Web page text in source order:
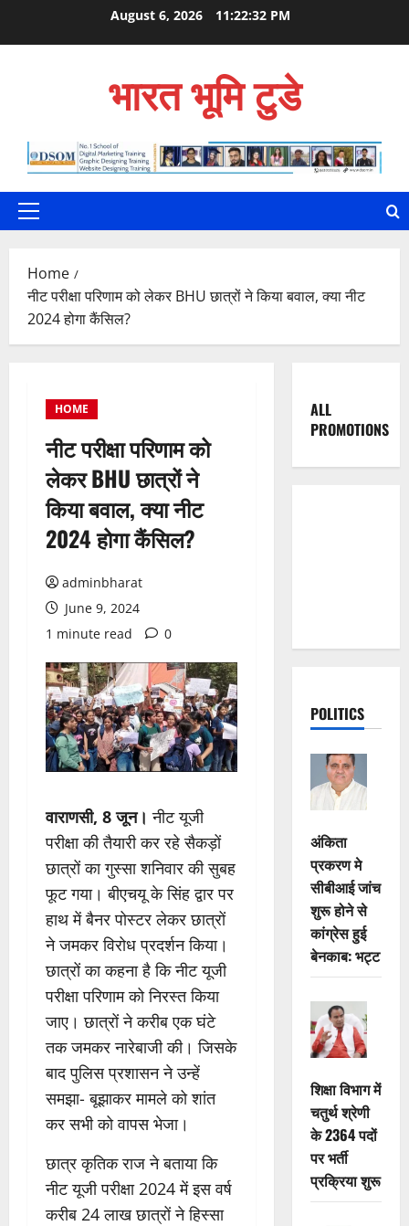
August 6, 2026 11:22:33 PM
भारत भूमि टुडे
Primary
Home
नीट परीक्षा परिणाम को लेकर BHU छात्रों ने किया बवाल, क्या नीट
2024 होगा कैंसिल?
HOME
नीट परीक्षा परिणाम को
लेकर BHU छात्रों ने
किया बवाल, क्या नीट
2024 होगा कैंसिल?
adminbharat
June 9, 2024
1 minute read
0
वाराणसी, 8 जून।नीट यूजी
परीक्षा की तैयारी कर रहे सैकड़ों
छात्रों का गुस्सा शनिवार की सुबह
फूट गया। बीएचयू के सिंह द्वार पर
हाथ में बैनर पोस्टर लेकर छात्रों
ने जमकर विरोध प्रदर्शन किया।
छात्रों का कहना है कि नीट यूजी
परीक्षा परिणाम को निरस्त किया
जाए। छात्रों ने करीब एक घंटे
तक जमकर नारेबाजी की। जिसके
बाद पुलिस प्रशासन ने उन्हें
समझा- बूझाकर मामले को शांत
कर सभी को वापस भेजा।
छात्र कृतिक राज ने बताया कि
नीट यूजी परीक्षा 2024 में इस वर्ष
करीब 24 लाख छात्रों ने हिस्सा
ALL
PROMOTIONS
POLITICS
अंकिता
प्रकरण मे
सीबीआई जांच
शुरू होने से
कांग्रेस हुई
बेनकाब: भट्ट
शिक्षा विभाग में
चतुर्थ श्रेणी
के 2364 पदों
पर भर्ती
प्रक्रिया शुरू